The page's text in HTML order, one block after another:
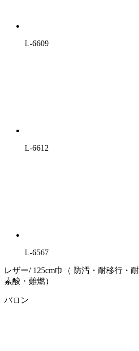
L-6609
L-6612
L-6567
レザー/ 125cm巾（ 防汚・耐移行・
素酸・難燃）
バロン